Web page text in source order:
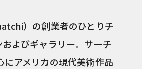
）の創業者のひとりチ
よびギャラリー。サーチ
アメリカの現代美術作品